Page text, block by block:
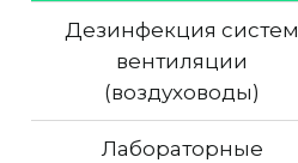
Дезинфекция систем
вентиляции
(воздуховоды)
Лабораторные